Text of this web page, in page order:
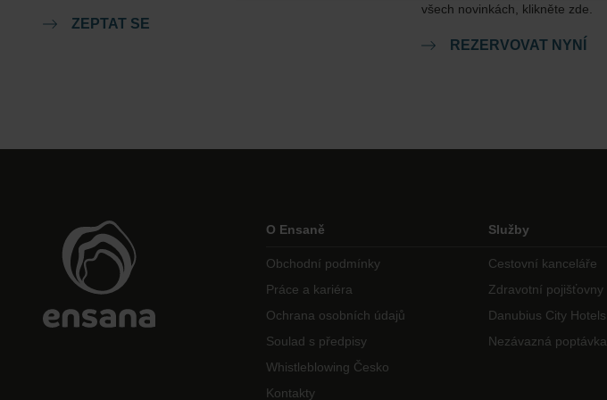
ZEPTAT SE
všech novinkách, klikněte zde.
REZERVOVAT NYNÍ
O Ensaně
Obchodní podmínky
Práce a kariéra
Ochrana osobních údajů
Soulad s předpisy
Whistleblowing Česko
Kontakty
Služby
Cestovní kanceláře
Zdravotní pojišťovny
Danubius City Hotels
Nezávazná poptávka